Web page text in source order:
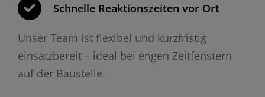
Schnelle Reaktionszeiten vor Ort
Unser Team ist flexibel und kurzfristig
einsatzbereit – ideal bei engen Zeitfenstern
auf der Baustelle.